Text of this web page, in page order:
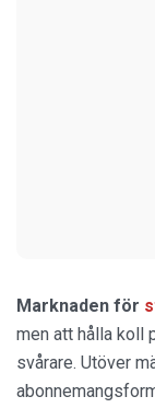
Marknaden för
men att hålla koll
svårare. Utöver